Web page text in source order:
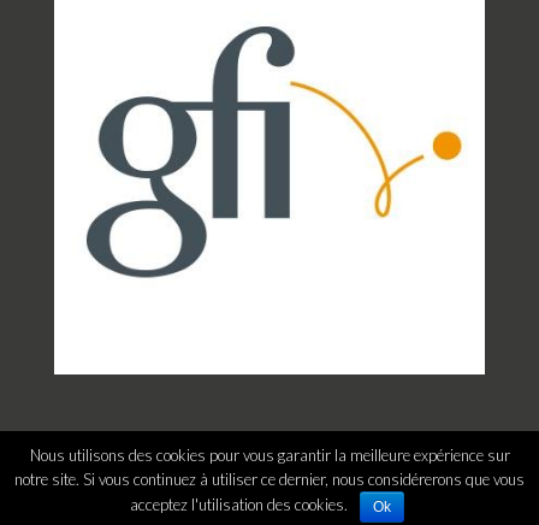
Copyright© 2026 GeoRM
Nous utilisons des cookies pour vous garantir la meilleure expérience sur
notre site. Si vous continuez à utiliser ce dernier, nous considérerons que vous
acceptez l'utilisation des cookies.
Ok